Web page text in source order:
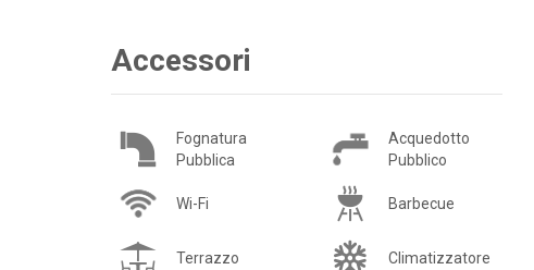
Accessori
Fognatura
Pubblica
Acquedotto
Pubblico
Wi-Fi Barbecue
Terrazzo Climatizzatore